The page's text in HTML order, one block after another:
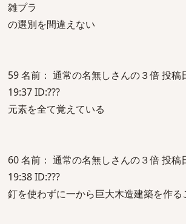
雑プラ
の選別を間違えない
59 名前： 通常の名無しさんの３倍 投稿
19:37 ID:???
元素を全て覚えている
60 名前： 通常の名無しさんの３倍 投稿
19:38 ID:???
釘を使わずに一から巨大木造建築を作る